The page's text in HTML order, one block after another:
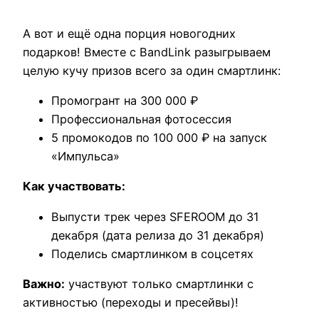
А вот и ещё одна порция новогодних
подарков! Вместе с BandLink разыгрываем
целую кучу призов всего за один смартлинк:
Промогрант на 300 000 ₽
Профессиональная фотосессия
5 промокодов по 100 000 ₽ на запуск
«Импульса»
Как участвовать:
Выпусти трек через SFEROOM до 31
декабря (дата релиза до 31 декабря)
Поделись смартлинком в соцсетях
Важно: участвуют только смартлинки с
активностью (переходы и пресейвы)!